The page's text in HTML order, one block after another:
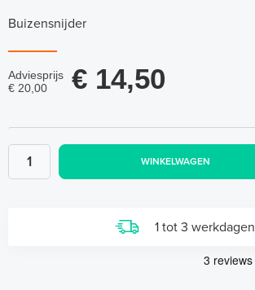
Buizensnijder
Adviesprijs
€ 20,00
€ 14,50
WINKELWAGEN
1 tot 3 werkdagen